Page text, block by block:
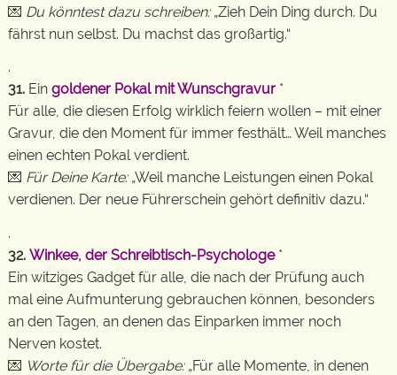
💌 Du könntest dazu schreiben:„Zieh Dein Ding durch. Du
fährst nun selbst. Du machst das großartig.“
.
31. Ein goldener Pokal mit Wunschgravur *
Für alle, die diesen Erfolg wirklich feiern wollen – mit einer
Gravur, die den Moment für immer festhält… Weil manches
einen echten Pokal verdient.
💌 Für Deine Karte:„Weil manche Leistungen einen Pokal
verdienen. Der neue Führerschein gehört definitiv dazu.“
.
32. Winkee, der Schreibtisch-Psychologe *
Ein witziges Gadget für alle, die nach der Prüfung auch
mal eine Aufmunterung gebrauchen können, besonders
an den Tagen, an denen das Einparken immer noch
Nerven kostet.
💌 Worte für die Übergabe:„Für alle Momente, in denen